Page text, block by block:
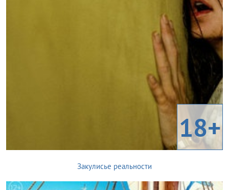
18+
Закулисье реальности